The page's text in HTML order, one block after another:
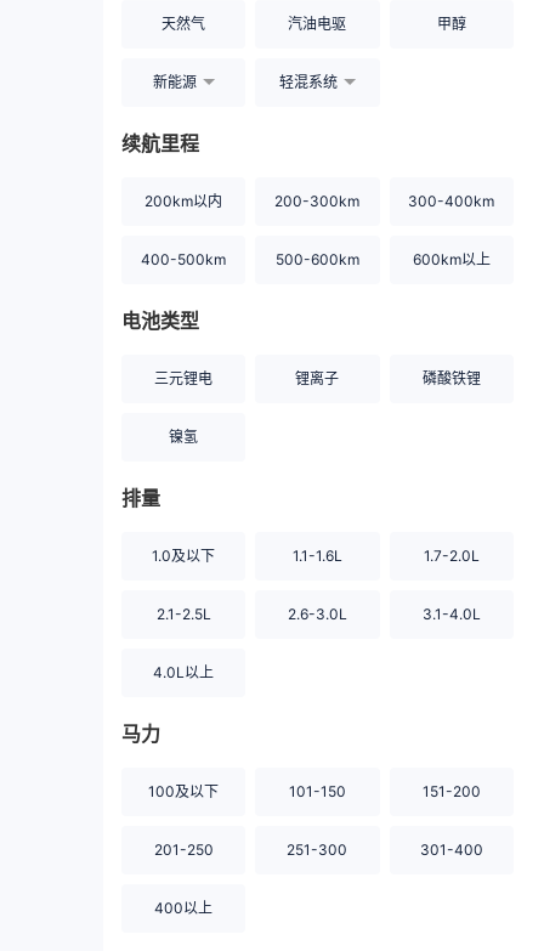
天然气 汽油电驱 甲醇
新能源 轻混系统
续航里程
200km以内 200-300km 300-400km
400-500km 500-600km 600km以上
电池类型
三元锂电 锂离子 磷酸铁锂
镍氢
排量
1.0及以下 1.1-1.6L 1.7-2.0L
2.1-2.5L 2.6-3.0L 3.1-4.0L
4.0L以上
马力
100及以下 101-150 151-200
201-250 251-300 301-400
400以上